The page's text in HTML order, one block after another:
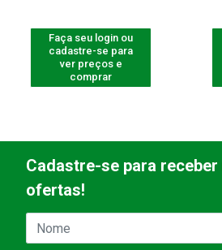
Faça seu login ou
cadastre-se para
ver preços e
comprar
Cadastre-se para
ofertas!